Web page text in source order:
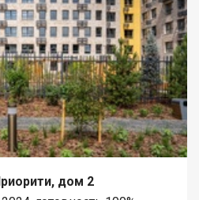
дом 2